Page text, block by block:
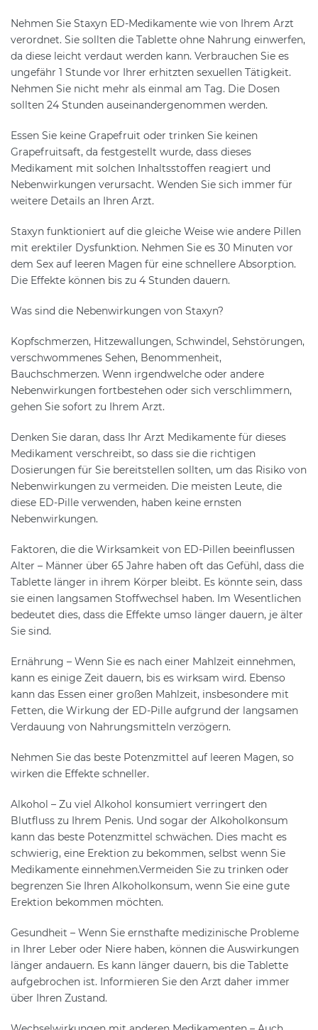
Nehmen Sie Staxyn ED-Medikamente wie von Ihrem Arzt
verordnet. Sie sollten die Tablette ohne Nahrung einwerfen,
da diese leicht verdaut werden kann. Verbrauchen Sie es
ungefähr 1 Stunde vor Ihrer erhitzten sexuellen Tätigkeit.
Nehmen Sie nicht mehr als einmal am Tag. Die Dosen
sollten 24 Stunden auseinandergenommen werden.
Essen Sie keine Grapefruit oder trinken Sie keinen
Grapefruitsaft, da festgestellt wurde, dass dieses
Medikament mit solchen Inhaltsstoffen reagiert und
Nebenwirkungen verursacht. Wenden Sie sich immer für
weitere Details an Ihren Arzt.
Staxyn funktioniert auf die gleiche Weise wie andere Pillen
mit erektiler Dysfunktion. Nehmen Sie es 30 Minuten vor
dem Sex auf leeren Magen für eine schnellere Absorption.
Die Effekte können bis zu 4 Stunden dauern.
Was sind die Nebenwirkungen von Staxyn?
Kopfschmerzen, Hitzewallungen, Schwindel, Sehstörungen,
verschwommenes Sehen, Benommenheit,
Bauchschmerzen. Wenn irgendwelche oder andere
Nebenwirkungen fortbestehen oder sich verschlimmern,
gehen Sie sofort zu Ihrem Arzt.
Denken Sie daran, dass Ihr Arzt Medikamente für dieses
Medikament verschreibt, so dass sie die richtigen
Dosierungen für Sie bereitstellen sollten, um das Risiko von
Nebenwirkungen zu vermeiden. Die meisten Leute, die
diese ED-Pille verwenden, haben keine ernsten
Nebenwirkungen.
Faktoren, die die Wirksamkeit von ED-Pillen beeinflussen
Alter – Männer über 65 Jahre haben oft das Gefühl, dass die
Tablette länger in ihrem Körper bleibt. Es könnte sein, dass
sie einen langsamen Stoffwechsel haben. Im Wesentlichen
bedeutet dies, dass die Effekte umso länger dauern, je älter
Sie sind.
Ernährung – Wenn Sie es nach einer Mahlzeit einnehmen,
kann es einige Zeit dauern, bis es wirksam wird. Ebenso
kann das Essen einer großen Mahlzeit, insbesondere mit
Fetten, die Wirkung der ED-Pille aufgrund der langsamen
Verdauung von Nahrungsmitteln verzögern.
Nehmen Sie das beste Potenzmittel auf leeren Magen, so
wirken die Effekte schneller.
Alkohol – Zu viel Alkohol konsumiert verringert den
Blutfluss zu Ihrem Penis. Und sogar der Alkoholkonsum
kann das beste Potenzmittel schwächen. Dies macht es
schwierig, eine Erektion zu bekommen, selbst wenn Sie
Medikamente einnehmen.Vermeiden Sie zu trinken oder
begrenzen Sie Ihren Alkoholkonsum, wenn Sie eine gute
Erektion bekommen möchten.
Gesundheit – Wenn Sie ernsthafte medizinische Probleme
in Ihrer Leber oder Niere haben, können die Auswirkungen
länger andauern. Es kann länger dauern, bis die Tablette
aufgebrochen ist. Informieren Sie den Arzt daher immer
über Ihren Zustand.